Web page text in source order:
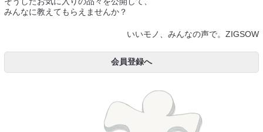
みんなに教えてもらえませんか？
いいモノ、みんなの声で。ZIGSOW
会員登録へ